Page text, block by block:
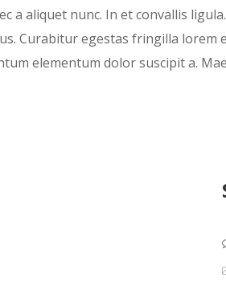
a aliquet nunc. In et convallis
Curabitur egestas fringilla lorem
elementum dolor suscipit a.